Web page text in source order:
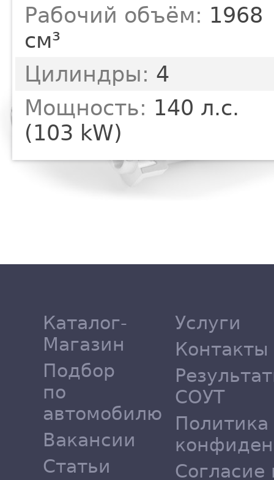
Рабочий объём: 1968
см³
Цилиндры: 4
Мощность: 140 л.с.
(103 kW)
Каталог-
Магазин
Подбор
по
автомобилю
Вакансии
Статьи
Услуги
Контакты
СОУТ
Политика
Согласие